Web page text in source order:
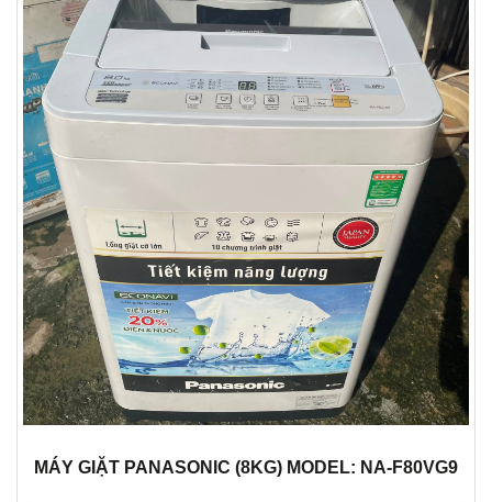
MÁY GIẶT PANASONIC (8KG) MODEL: NA-F80VG9